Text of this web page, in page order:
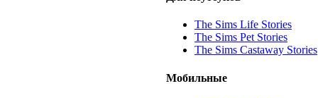
The Sims Life Stories
The Sims Pet Stories
The Sims Castaway Stories
Мобильные